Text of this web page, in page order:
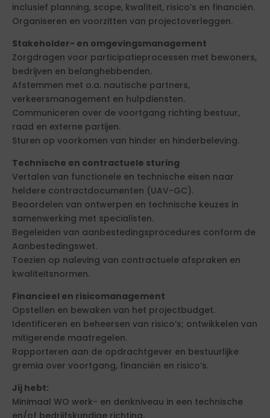
inclusief planning, scope, kwaliteit, risico’s en financiën.
Organiseren en voorzitten van projectoverleggen.
Stakeholder- en omgevingsmanagement
Zorgdragen voor participatieprocessen met bewoners,
bedrijven en belanghebbenden.
Afstemmen met o.a. nautische partners,
verkeersmanagement en hulpdiensten.
Communiceren over de voortgang richting bestuur,
raad en externe partijen.
Sturen op voorkomen van hinder en hinderbeleving.
Technische en contractuele sturing
Vertalen van functionele en technische eisen naar
heldere contractdocumenten (UAV-GC).
Beoordelen van ontwerpen en technische keuzes in
samenwerking met specialisten.
Begeleiden van aanbestedingsprocedures conform de
Aanbestedingswet.
Toezien op naleving van contractuele afspraken en
kwaliteitsnormen.
Financieel en risicomanagement
Opstellen en bewaken van het projectbudget.
Identificeren en beheersen van risico’s; ontwikkelen van
mitigerende maatregelen.
Rapporteren aan de opdrachtgever en bestuurlijke
gremia over voortgang, financiën en risico’s.
Jij hebt:
Minimaal WO werk- en denkniveau in een technische
en/of bedrijfskundige richting.